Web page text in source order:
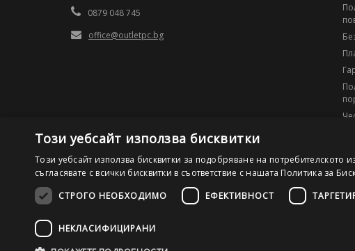
0879 048 745
office@outletpc.bg
©2026 OutletPC.bg, Всички права запазени! Ди Ес Ай ООД, ЕИК
Този уебсайт използва бисквитки
Този уебсайт използва бисквитки за подобряване на потребителското
съгласявате с всички бисквитки в съответствие с нашата Политика за
СТРОГО НЕОБХОДИМО
ЕФЕКТИВНОСТ
НЕКЛАСИФИЦИРАНИ